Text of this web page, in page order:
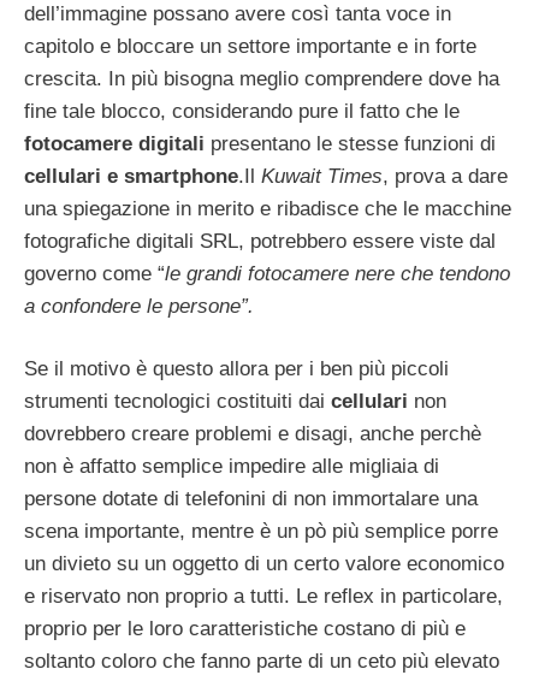
dell’immagine possano avere così tanta voce in
capitolo e bloccare un settore importante e in forte
crescita. In più bisogna meglio comprendere dove ha
fine tale blocco, considerando pure il fatto che le
fotocamere digitali presentano le stesse funzioni di
cellulari e smartphone.Il Kuwait Times, prova a dare
una spiegazione in merito e ribadisce che le macchine
fotografiche digitali SRL, potrebbero essere viste dal
governo come “le grandi fotocamere nere che tendono
a confondere le persone”.
Se il motivo è questo allora per i ben più piccoli
strumenti tecnologici costituiti dai cellulari non
dovrebbero creare problemi e disagi, anche perchè
non è affatto semplice impedire alle migliaia di
persone dotate di telefonini di non immortalare una
scena importante, mentre è un pò più semplice porre
un divieto su un oggetto di un certo valore economico
e riservato non proprio a tutti. Le reflex in particolare,
proprio per le loro caratteristiche costano di più e
soltanto coloro che fanno parte di un ceto più elevato